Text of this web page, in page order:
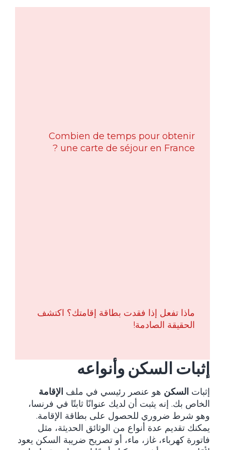
Combien de temps pour obtenir
une carte de séjour en France ?
ماذا تفعل إذا فقدت بطاقة إقامتك؟ اكتشف
الحقيقة الصادمة!
إثبات السكن وأنواعه
إثبات السكن هو عنصر رئيسي في ملف الإقامة
الخاص بك. إنه يثبت أن لديك عنوانًا ثابتًا في فرنسا،
وهو شرط ضروري للحصول على بطاقة الإقامة.
يمكنك تقديم عدة أنواع من الوثائق الحديثة، مثل
فاتورة كهرباء، غاز، ماء، أو تصريح ضريبة السكن يعود